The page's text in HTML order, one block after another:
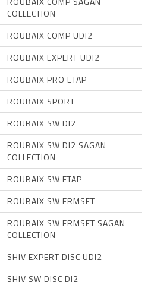
COLLECTION
ROUBAIX COMP UDI2
ROUBAIX EXPERT UDI2
ROUBAIX PRO ETAP
ROUBAIX SPORT
ROUBAIX SW DI2
ROUBAIX SW DI2 SAGAN
COLLECTION
ROUBAIX SW ETAP
ROUBAIX SW FRMSET
ROUBAIX SW FRMSET SAGAN
COLLECTION
SHIV EXPERT DISC UDI2
SHIV SW DISC DI2